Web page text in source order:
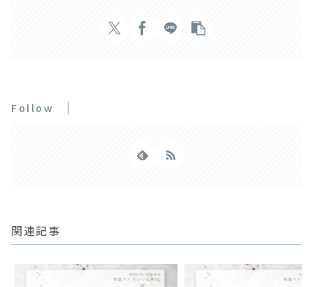
Follow
関連記事